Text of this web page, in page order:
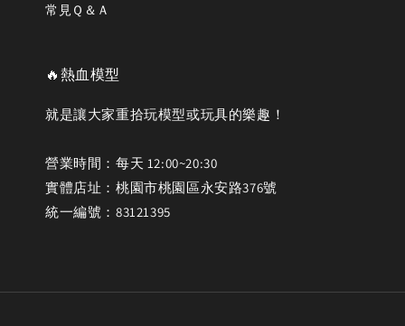
常見Ｑ＆Ａ
🔥熱血模型
就是讓大家重拾玩模型或玩具的樂趣！
營業時間：每天 12:00~20:30
實體店址：桃園市桃園區永安路376號
統一編號：83121395